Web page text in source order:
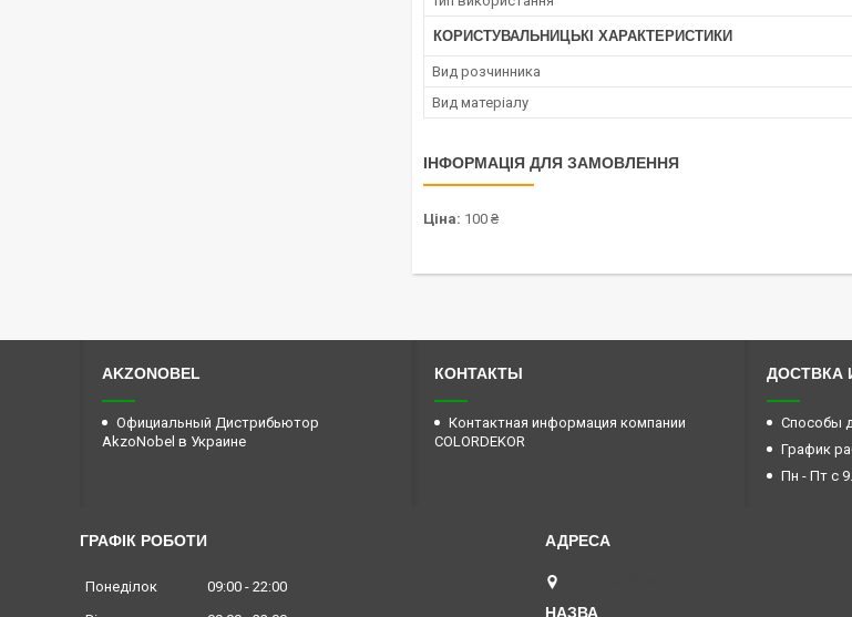
КОРИСТУВАЛЬНИЦЬКІ ХАРАКТЕРИСТИКИ
Вид розчинника
Вид матеріалу
ІНФОРМАЦІЯ ДЛЯ ЗАМОВЛЕННЯ
Ціна: 100 ₴
AKZONOBEL
Официальный Дистрибьютор
AkzoNobel в Украине
КОНТАКТЫ
Контактная информация компании
COLORDEKOR
ДОСТВКА
Способы
График
Пн - Пт с
ГРАФІК РОБОТИ
Понеділок 09:00
22:00